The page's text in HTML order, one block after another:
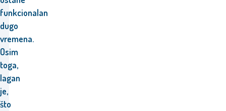
funkcionalan
dugo
vremena.
Osim
toga,
lagan
je,
što